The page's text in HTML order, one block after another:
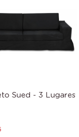
Sued - 3 Lugares